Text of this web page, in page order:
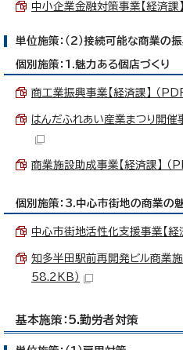
中小企業金融対策事業【経済課
単位施策：（2）接続可能な商業の
個別施策：1.魅力ある個店づくり
商工業振興事業【経済課】 （
はんだふれあい産業まつり開催
商業施設助成事業【経済課】 （
個別施策：3.中心市街地の商業の
中心市街地活性化支援事業【経
知多半田駅前再開発ビル商業施
58.2KB）
基本施策：5.勤労者対策